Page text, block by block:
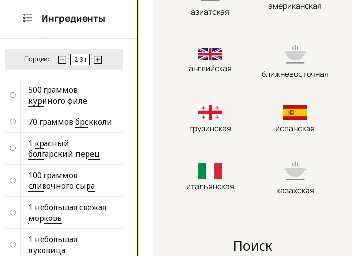
Ингредиенты
Порции:
500 граммов
куриного филе
70 граммовброкколи
1 красный
болгарский перец
100 граммов
сливочного сыра
1 небольшаясвежая
морковь
1 небольшая
луковица
азиатская
американская
английская
ближневосточная
грузинская испанская
итальянская казахская
Поиск